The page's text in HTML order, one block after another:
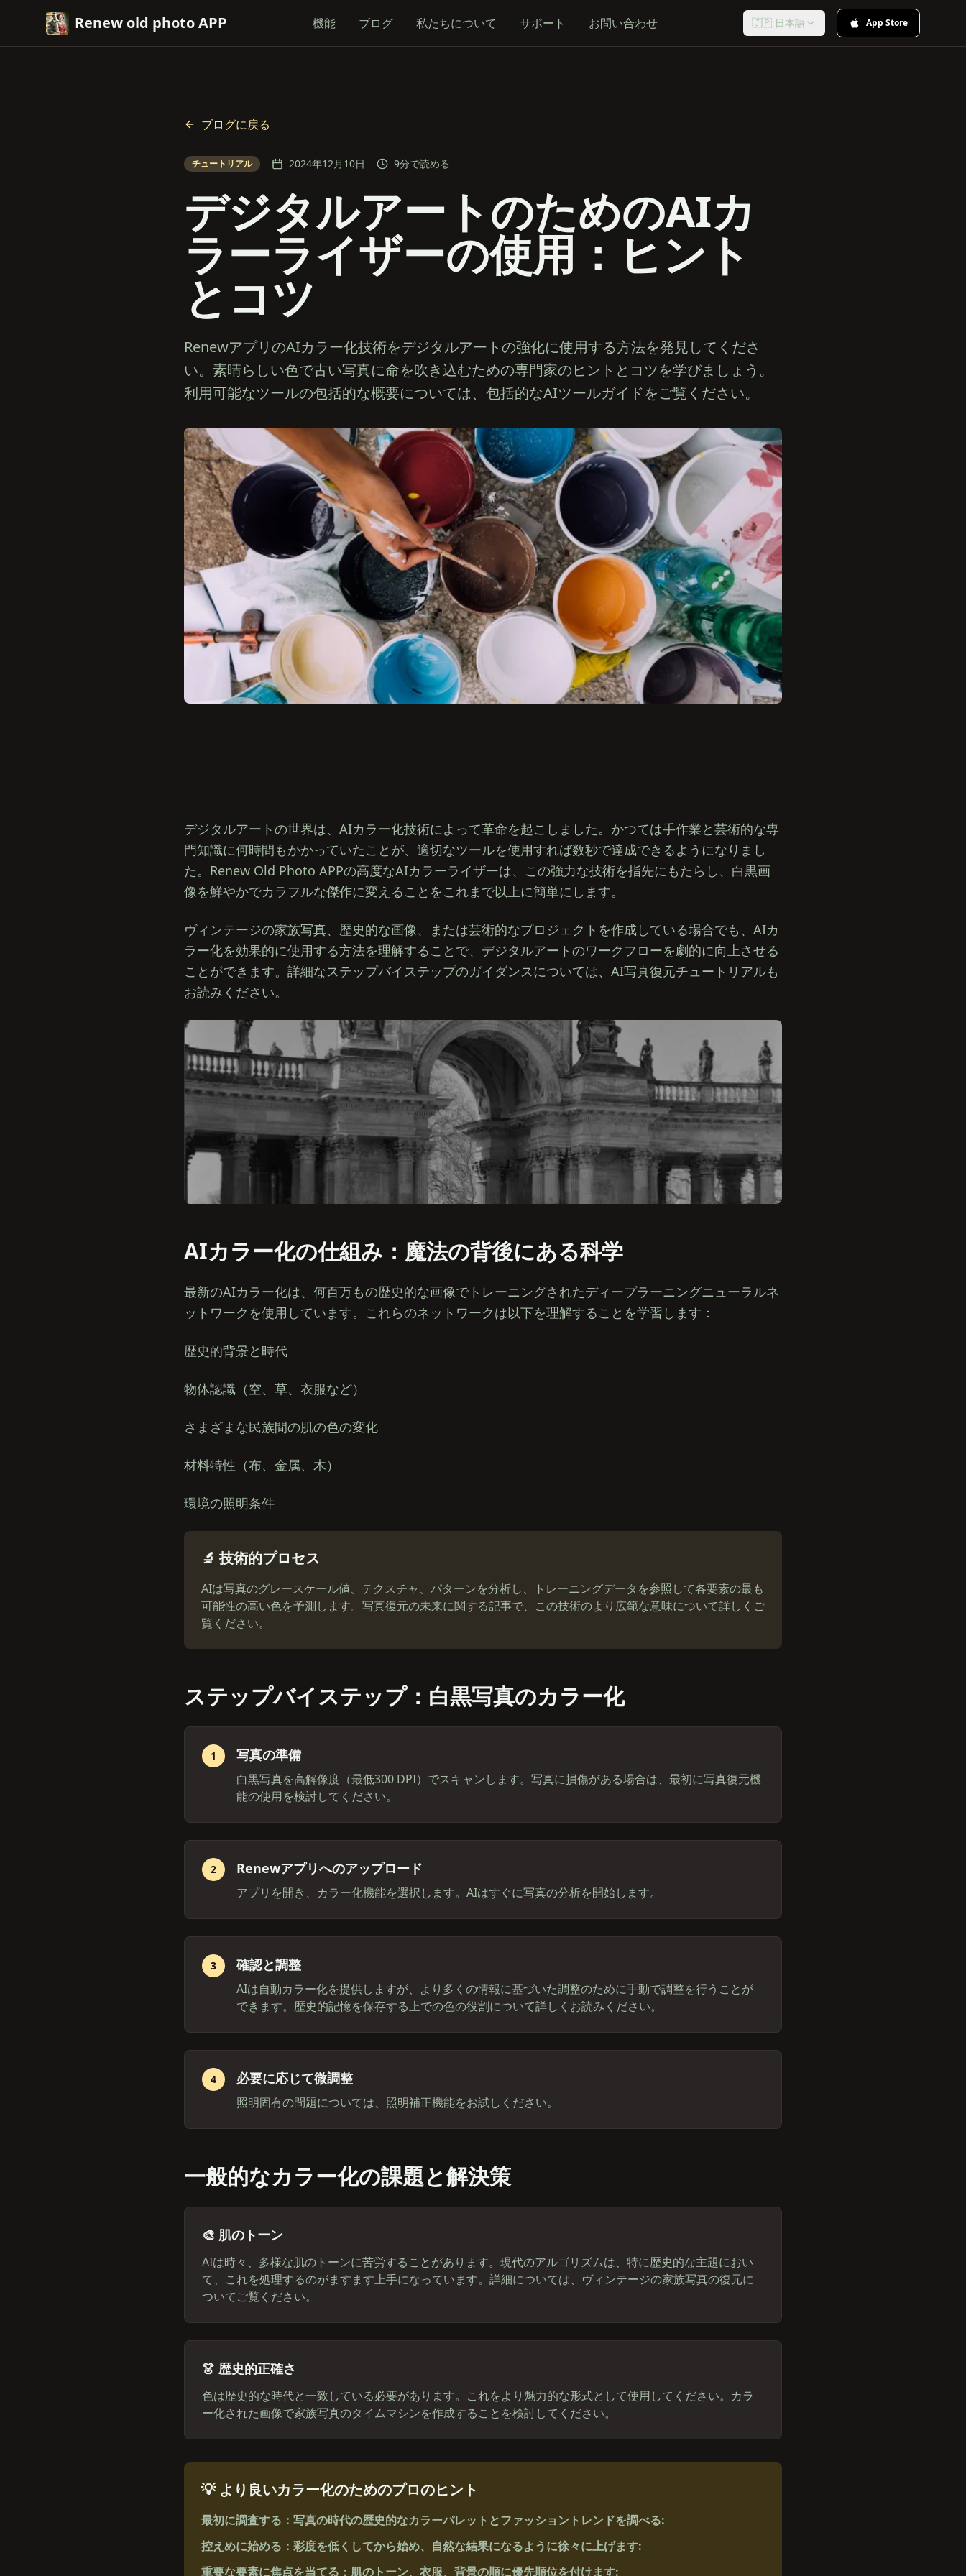
Renew old photo APP 機能 ブログ 私たちについて サポート お問い合わせ 🇯🇵 日本語 App Store
ブログに戻る
チュートリアル 2024年12月10日 9分で読める
デジタルアートのためのAIカ
ラーライザーの使用：ヒント
とコツ
RenewアプリのAIカラー化技術をデジタルアートの強化に使用する方法を発見してくださ
い。素晴らしい色で古い写真に命を吹き込むための専門家のヒントとコツを学びましょう。
利用可能なツールの包括的な概要については、包括的なAIツールガイドをご覧ください。
デジタルアートの世界は、AIカラー化技術によって革命を起こしました。かつては手作業と芸術的な専
門知識に何時間もかかっていたことが、適切なツールを使用すれば数秒で達成できるようになりまし
た。Renew Old Photo APPの高度なAIカラーライザーは、この強力な技術を指先にもたらし、白黒画
像を鮮やかでカラフルな傑作に変えることをこれまで以上に簡単にします。
ヴィンテージの家族写真、歴史的な画像、または芸術的なプロジェクトを作成している場合でも、AIカ
ラー化を効果的に使用する方法を理解することで、デジタルアートのワークフローを劇的に向上させる
ことができます。詳細なステップバイステップのガイダンスについては、AI写真復元チュートリアルも
お読みください。
AIカラー化の仕組み：魔法の背後にある科学
最新のAIカラー化は、何百万もの歴史的な画像でトレーニングされたディープラーニングニューラルネ
ットワークを使用しています。これらのネットワークは以下を理解することを学習します：
歴史的背景と時代
物体認識（空、草、衣服など）
さまざまな民族間の肌の色の変化
材料特性（布、金属、木）
環境の照明条件
🔬 技術的プロセス
AIは写真のグレースケール値、テクスチャ、パターンを分析し、トレーニングデータを参照して各要素の最も
可能性の高い色を予測します。写真復元の未来に関する記事で、この技術のより広範な意味について詳しくご
覧ください。
ステップバイステップ：白黒写真のカラー化
1 写真の準備
白黒写真を高解像度（最低300 DPI）でスキャンします。写真に損傷がある場合は、最初に写真復元機
能の使用を検討してください。
2 Renewアプリへのアップロード
アプリを開き、カラー化機能を選択します。AIはすぐに写真の分析を開始します。
3 確認と調整
AIは自動カラー化を提供しますが、より多くの情報に基づいた調整のために手動で調整を行うことが
できます。歴史的記憶を保存する上での色の役割について詳しくお読みください。
4 必要に応じて微調整
照明固有の問題については、照明補正機能をお試しください。
一般的なカラー化の課題と解決策
🎨 肌のトーン
AIは時々、多様な肌のトーンに苦労することがあります。現代のアルゴリズムは、特に歴史的な主題におい
て、これを処理するのがますます上手になっています。詳細については、ヴィンテージの家族写真の復元に
ついてご覧ください。
👗 歴史的正確さ
色は歴史的な時代と一致している必要があります。これをより魅力的な形式として使用してください。カラ
ー化された画像で家族写真のタイムマシンを作成することを検討してください。
💡 より良いカラー化のためのプロのヒント
最初に調査する：写真の時代の歴史的なカラーパレットとファッショントレンドを調べる:
控えめに始める：彩度を低くしてから始め、自然な結果になるように徐々に上げます:
重要な要素に焦点を当てる：肌のトーン、衣服、背景の順に優先順位を付けます: